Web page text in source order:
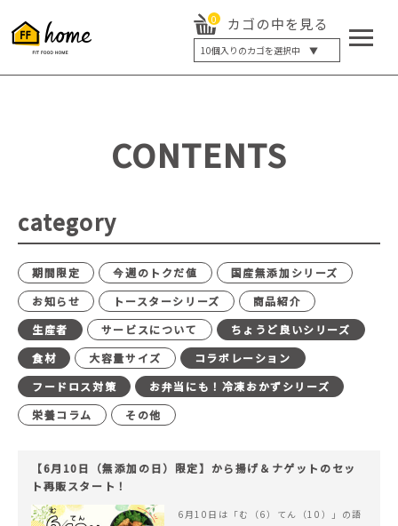
0 カゴの中を見る
10個入りのカゴを選択中 ▼
5個入り
20個入り
最大12%OFF
CONTENTS
category
期間限定 今週のトクだ値
国産無添加シリーズ
お知らせ
トースターシリーズ
商品紹介
生産者
サービスについて
ちょうど良いシリーズ
食材
大容量サイズ
コラボレーション
フードロス対策
お弁当にも！冷凍おかずシリーズ
栄養コラム
その他
【6月10日（無添加の日）限定】から揚げ＆ナゲットのセッ
ト再販スタート！
6月10日は「む（6）てん（10）」の語